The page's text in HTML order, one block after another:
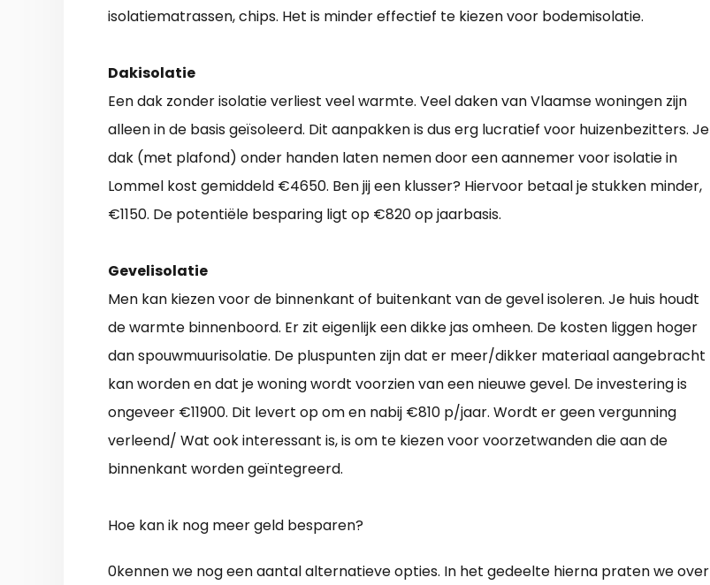
isolatiematrassen, chips. Het is minder effectief te kiezen voor bodemisolatie.
Dakisolatie
Een dak zonder isolatie verliest veel warmte. Veel daken van Vlaamse woningen zijn
alleen in de basis geïsoleerd. Dit aanpakken is dus erg lucratief voor huizenbezitters. Je
dak (met plafond) onder handen laten nemen door een aannemer voor isolatie in
Lommel kost gemiddeld €4650. Ben jij een klusser? Hiervoor betaal je stukken minder,
€1150. De potentiële besparing ligt op €820 op jaarbasis.
Gevelisolatie
Men kan kiezen voor de binnenkant of buitenkant van de gevel isoleren. Je huis houdt
de warmte binnenboord. Er zit eigenlijk een dikke jas omheen. De kosten liggen hoger
dan spouwmuurisolatie. De pluspunten zijn dat er meer/dikker materiaal aangebracht
kan worden en dat je woning wordt voorzien van een nieuwe gevel. De investering is
ongeveer €11900. Dit levert op om en nabij €810 p/jaar. Wordt er geen vergunning
verleend/ Wat ook interessant is, is om te kiezen voor voorzetwanden die aan de
binnenkant worden geïntegreerd.
Hoe kan ik nog meer geld besparen?
0kennen we nog een aantal alternatieve opties. In het gedeelte hierna praten we over